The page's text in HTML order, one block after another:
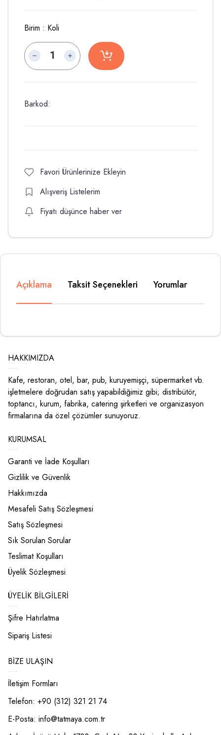
Birim : Koli
Barkod:
Favori Ürünlerinize Ekleyin
Alışveriş Listelerim
Fiyatı düşünce haber ver
Açıklama Taksit Seçenekleri Yorumlar
HAKKIMIZDA
Kafe, restoran, otel, bar, pub, kuruyemişçi, süpermarket vb.
işletmelere doğrudan satış yapabildiğimiz gibi; distribütör,
toptancı, kurum, fabrika, catering şirketleri ve organizasyon
firmalarına da özel çözümler sunuyoruz.
KURUMSAL
Garanti ve İade Koşulları
Gizlilik ve Güvenlik
Hakkımızda
Mesafeli Satış Sözleşmesi
Satış Sözleşmesi
Sık Sorulan Sorular
Teslimat Koşulları
Üyelik Sözleşmesi
ÜYELIK BILGILERI
Şifre Hatırlatma
Sipariş Listesi
BIZE ULAŞIN
İletişim Formları
Telefon: +90 (312) 321 21 74
E-Posta: info@tatmaya.com.tr